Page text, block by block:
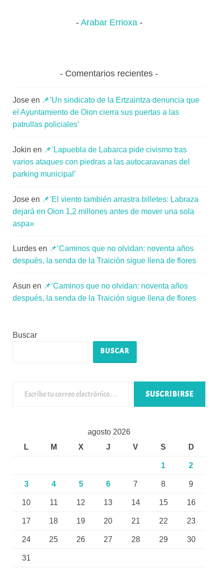
Arabar Errioxa
Comentarios recientes
Jose en 📌’Un sindicato de la Ertzaintza denuncia que
el Ayuntamiento de Oion cierra sus puertas a las
patrullas policiales’
Jokin en 📌’Lapuebla de Labarca pide civismo tras
varios ataques con piedras a las autocaravanas del
parking municipal’
Jose en 📌’El viento también arrastra billetes: Labraza
dejará en Oion 1,2 millones antes de mover una sola
aspa»
Lurdes en 📌’Caminos que no olvidan: noventa años
después, la senda de la Traición sigue llena de flores
Asun en 📌’Caminos que no olvidan: noventa años
después, la senda de la Traición sigue llena de flores
Buscar
BUSCAR
SUSCRIBIRSE
agosto 2026
L
M X J V S D
1 2
3 4 5 6 7 8 9
10 11 12 13 14 15 16
17 18 19 20 21 22 23
24 25 26 27 28 29 30
31